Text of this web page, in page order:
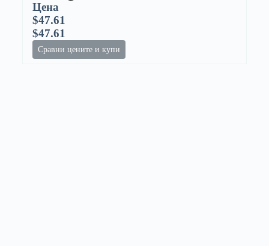
Цена
$47.61
$47.61
Сравни цените и купи